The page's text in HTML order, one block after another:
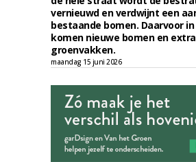
vernieuwd en verdwijnt een
bestaande bomen. Daarvoor
komen nieuwe bomen en extra
groenvakken.
maandag 15 juni 2026